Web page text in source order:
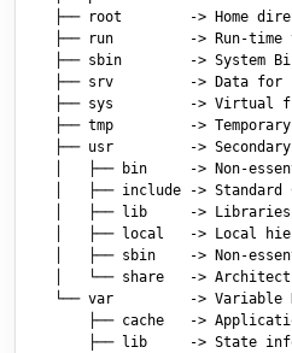
├── root        -> Home
├── run         -> Run-time
├── sbin        -> System
├── srv         -> Data for
├── sys         -> Virtual
├── tmp         ->
├── usr         -> Secondary
│   ├── bin     -> Non-
│   ├── include -> Standard
│   ├── lib     ->
│   ├── local   -> Local
│   ├── sbin    -> Non-
│   └── share   ->
└── var         -> Variable
├── cache   ->
├── lib     -> State